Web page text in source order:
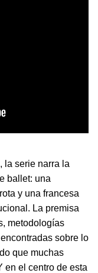
la serie narra la
ballet: una
y una francesa
La premisa
metodologías
sobre lo
que muchas
en el centro de esta